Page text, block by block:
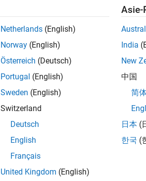
Netherlands (English)
Norway (English)
Österreich (Deutsch)
Portugal (English)
Sweden (English)
Switzerland
Deutsch
English
Français
United Kingdom (English)
Asie-
India
New
中国
简
日本 (
한국 (